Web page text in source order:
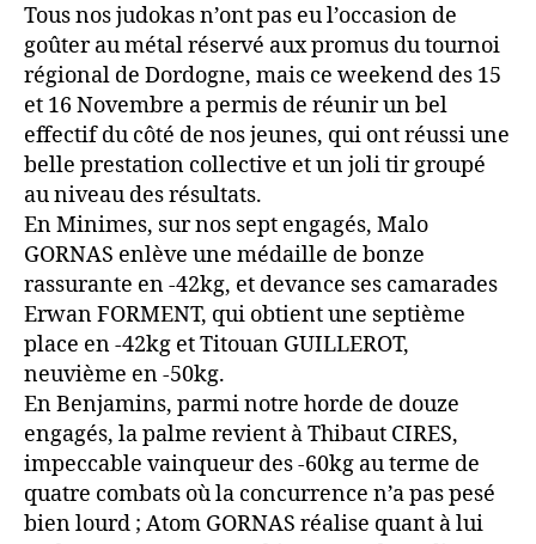
Tous nos judokas n’ont pas eu l’occasion de
goûter au métal réservé aux promus du tournoi
régional de Dordogne, mais ce weekend des 15
et 16 Novembre a permis de réunir un bel
effectif du côté de nos jeunes, qui ont réussi une
belle prestation collective et un joli tir groupé
au niveau des résultats.
En Minimes, sur nos sept engagés, Malo
GORNAS enlève une médaille de bonze
rassurante en -42kg, et devance ses camarades
Erwan FORMENT, qui obtient une septième
place en -42kg et Titouan GUILLEROT,
neuvième en -50kg.
En Benjamins, parmi notre horde de douze
engagés, la palme revient à Thibaut CIRES,
impeccable vainqueur des -60kg au terme de
quatre combats où la concurrence n’a pas pesé
bien lourd ; Atom GORNAS réalise quant à lui